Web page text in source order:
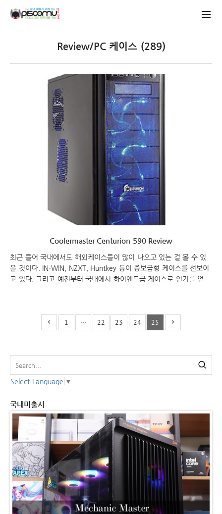
Review/PC 케이스 (289)
Coolermaster Centurion 590 Review
최근 들어 국내에서도 해외케이스들이 많이 나오고 있는 걸 볼 수 있
을 것이다. IN-WIN, NZXT, Huntkey 등이 중보급형 케이스를 선보이
고 있다. 그리고 예전부터 국내에서 하이엔드급 케이스로 인기를 얻고
할 수 있다.그리고 전면 9베이를 가지고 있어 튜닝용 케이스로도 사용
이즈 210(W)x440(H)x510(D) mm 드라이브 베이 5.25(9EA), ..
1 ··· 22 23 24 25
Select Language ▼
국내미출시